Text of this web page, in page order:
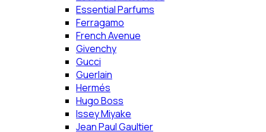
Essential Parfums
Ferragamo
French Avenue
Givenchy
Gucci
Guerlain
Hermés
Hugo Boss
Issey Miyake
Jean Paul Gaultier